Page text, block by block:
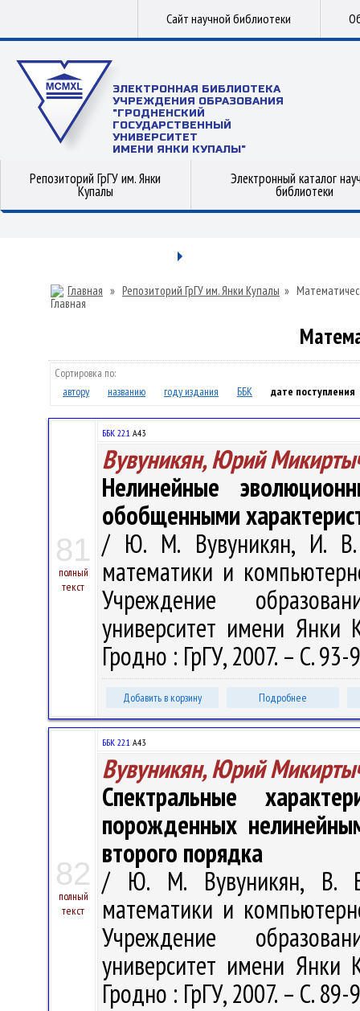
Сайт научной библиотеки
ЭЛЕКТРОННАЯ БИБЛИОТЕКА
УЧРЕЖДЕНИЯ ОБРАЗОВАНИЯ
"ГРОДНЕНСКИЙ
ГОСУДАРСТВЕННЫЙ
УНИВЕРСИТЕТ
ИМЕНИ ЯНКИ КУПАЛЫ"
Репозиторий ГрГУ им. Янки
Купалы
Электронный каталог
библиотеки
Главная » Репозиторий ГрГУ им. Янки Купалы »
Сортировка по:
автору
названию году издания ББК дате поступления
81
полный
текст
ББК 22.1 А43
Вувуникян, Юрий
Нелинейные
обобщенными
/ Ю. М. Вувуникян, И. В.
математики и
Учреждение
университет имени
Гродно : ГрГУ, 2007. – С.
Добавить в корзину Подробнее
82
полный
текст
ББК 22.1 А43
Вувуникян, Юрий
Спектральные
порожденных
второго порядка
/ Ю. М. Вувуникян, В.
математики и
Учреждение
университет имени
Гродно : ГрГУ, 2007. – С.